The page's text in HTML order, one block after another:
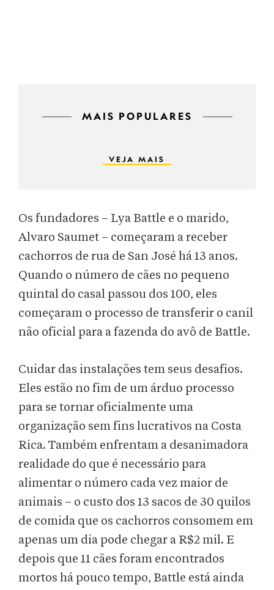
MAIS POPULARES
VEJA MAIS
Os fundadores – Lya Battle e o marido,
Alvaro Saumet – começaram a receber
cachorros de rua de San José há 13 anos.
Quando o número de cães no pequeno
quintal do casal passou dos 100, eles
começaram o processo de transferir o canil
não oficial para a fazenda do avô de Battle.
Cuidar das instalações tem seus desafios.
Eles estão no fim de um árduo processo
para se tornar oficialmente uma
organização sem fins lucrativos na Costa
Rica. Também enfrentam a desanimadora
realidade do que é necessário para
alimentar o número cada vez maior de
animais – o custo dos 13 sacos de 30 quilos
de comida que os cachorros consomem em
apenas um dia pode chegar a R$2 mil. E
depois que 11 cães foram encontrados
mortos há pouco tempo, Battle está ainda